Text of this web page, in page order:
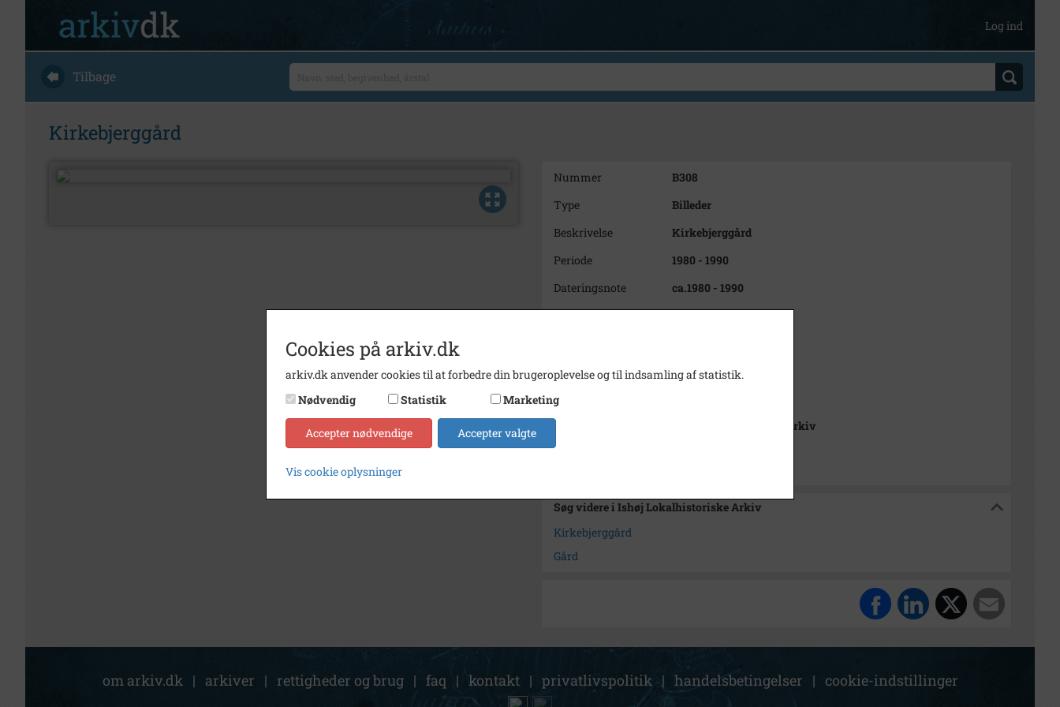
Log ind
Tilbage
Kirkebjerggård
Nummer
B308
Type
Billeder
Beskrivelse
Kirkebjerggård
Periode
1980 - 1990
Dateringsnote
ca.1980 - 1990
Fotograf
Ukendt
Type
Sogn (1000-2050)
Enhed
Arkiv
Ishøj Lokalhistoriske Arkiv
Søg videre i Ishøj Lokalhistoriske Arkiv
Kirkebjerggård
Gård
om arkiv.dk | arkiver | rettigheder og brug | faq | kontakt | privatlivspolitik | handelsbetingelser | cookie-indstillinger
Cookies på arkiv.dk
arkiv.dk anvender cookies til at forbedre din brugeroplevelse og til indsamling af statistik.
Nødvendig
Statistik Marketing
Accepter nødvendige Accepter valgte
Vis cookie oplysninger